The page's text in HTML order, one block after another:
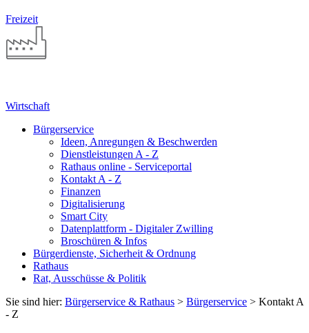
Freizeit
Wirtschaft
Bürgerservice
Ideen, Anregungen & Beschwerden
Dienstleistungen A - Z
Rathaus online - Serviceportal
Kontakt A - Z
Finanzen
Digitalisierung
Smart City
Datenplattform - Digitaler Zwilling
Broschüren & Infos
Bürgerdienste, Sicherheit & Ordnung
Rathaus
Rat, Ausschüsse & Politik
Sie sind hier: Bürgerservice & Rathaus > Bürgerservice > Kontakt A
- Z